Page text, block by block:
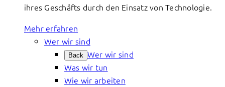
ihres Geschäfts durch den Einsatz von Technologie.
Mehr erfahren
Wer wir sind
Back Wer wir sind
Was wir tun
Wie wir arbeiten